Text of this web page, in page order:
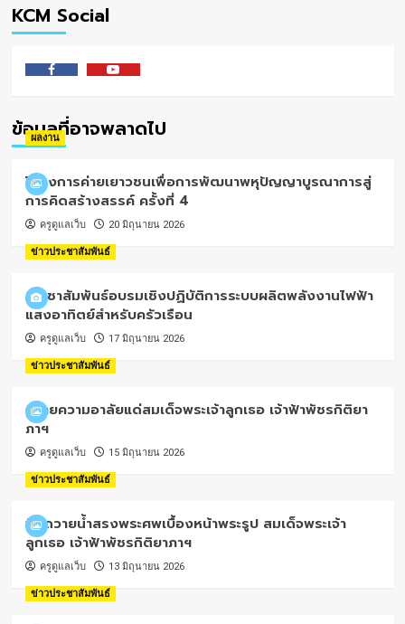
KCM Social
ข้อมูลที่อาจพลาดไป
ผลงาน
โครงการค่ายเยาวชนเพื่อการพัฒนาพหุปัญญาบูรณาการสู่
การคิดสร้างสรรค์ ครั้งที่ 4
ครูดูแลเว็บ 20 มิถุนายน 2026
ข่าวประชาสัมพันธ์
ประชาสัมพันธ์อบรมเชิงปฏิบัติการระบบผลิตพลังงานไฟฟ้า
แสงอาทิตย์สำหรับครัวเรือน
ครูดูแลเว็บ 17 มิถุนายน 2026
ข่าวประชาสัมพันธ์
ถวายความอาลัยแด่สมเด็จพระเจ้าลูกเธอ เจ้าฟ้าพัชรกิติยา
ภาฯ
ครูดูแลเว็บ 15 มิถุนายน 2026
ข่าวประชาสัมพันธ์
พิธีถวายน้ำสรงพระศพเบื้องหน้าพระรูป สมเด็จพระเจ้า
ลูกเธอ เจ้าฟ้าพัชรกิติยาภาฯ
ครูดูแลเว็บ 13 มิถุนายน 2026
ข่าวประชาสัมพันธ์